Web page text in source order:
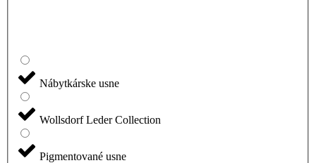
Nábytkárske usne
Wollsdorf Leder Collection
Pigmentované usne